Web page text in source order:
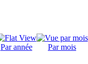
Par année Par mois